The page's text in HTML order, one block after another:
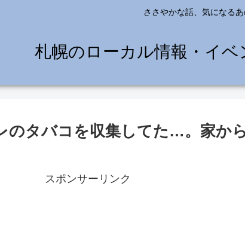
ささやかな話、気になるあ
札幌のローカル情報・イ
のタバコを収集してた…。家か
スポンサーリンク